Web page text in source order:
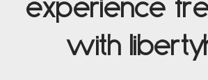
experience
with liberty